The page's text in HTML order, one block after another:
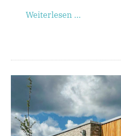
Weiterlesen …